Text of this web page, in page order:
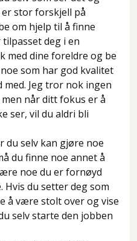
stor forskjell på
om hjelp til å finne
deg i en
med dine foreldre og be
som har god kvalitet
Jeg tror nok ingen
når ditt fokus er å
ser, vil du aldri bli
du selv kan gjøre noe
du finne noe annet å
noe du er fornøyd
Hvis du setter deg som
å være stolt over og vise
selv starte den jobben